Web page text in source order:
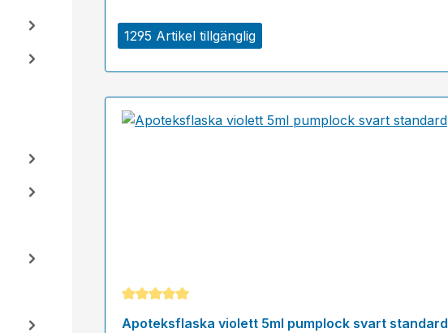
1295 Artikel tillgänglig
Genomsnittligt betyg på 5 av 5 stjärnor
Apoteksflaska violett 5ml pumplock svart standard